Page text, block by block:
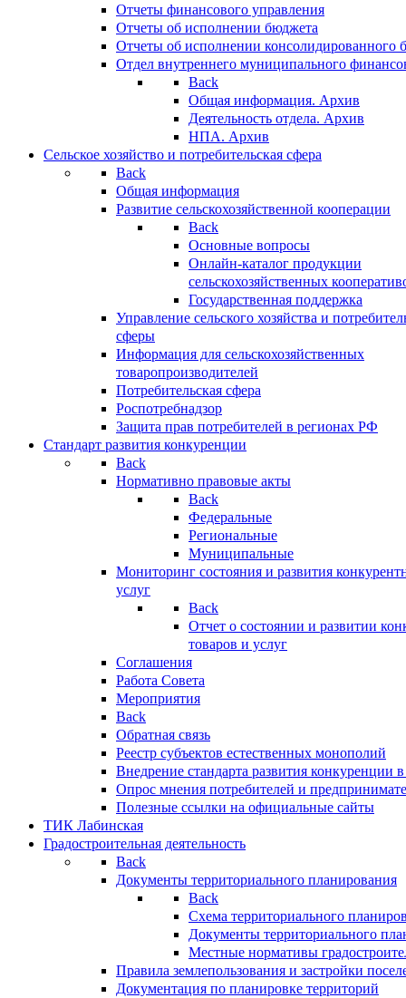
Отчеты финансового управления
Отчеты об исполнении бюджета
Отчеты об исполнении консолидированного
Отдел внутреннего муниципального
Back
Общая информация. Архив
Деятельность отдела. Архив
НПА. Архив
Сельское хозяйство и потребительская сфера
Back
Общая информация
Развитие сельскохозяйственной кооперации
Back
Основные вопросы
Онлайн-каталог продукции
сельскохозяйственных
Государственная поддержка
Управление сельского хозяйства и
сферы
Информация для сельскохозяйственных
товаропроизводителей
Потребительская сфера
Роспотребнадзор
Защита прав потребителей в регионах РФ
Стандарт развития конкуренции
Back
Нормативно правовые акты
Back
Федеральные
Региональные
Муниципальные
Мониторинг состояния и развития
услуг
Back
Отчет о состоянии и развитии
товаров и услуг
Соглашения
Работа Совета
Мероприятия
Back
Обратная связь
Реестр субъектов естественных монополий
Внедрение стандарта развития конкуренции
Опрос мнения потребителей и
Полезные ссылки на официальные сайты
ТИК Лабинская
Градостроительная деятельность
Back
Документы территориального планирования
Back
Схема территориального
Документы территориального
Местные нормативы
Правила землепользования и застройки
Документация по планировке территорий